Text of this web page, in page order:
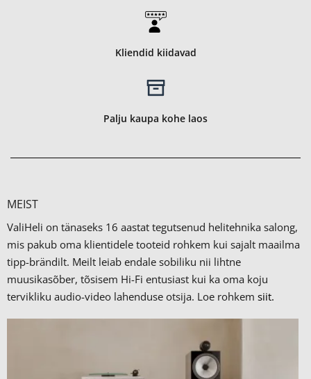
Kliendid kiidavad
Palju kaupa kohe laos
MEIST
ValiHeli on tänaseks 16 aastat tegutsenud helitehnika salong,
mis pakub oma klientidele tooteid rohkem kui sajalt maailma
tipp-brändilt. Meilt leiab endale sobiliku nii lihtne
muusikasõber, tõsisem Hi-Fi entusiast kui ka oma koju
tervikliku audio-video lahenduse otsija. Loe rohkem siit.